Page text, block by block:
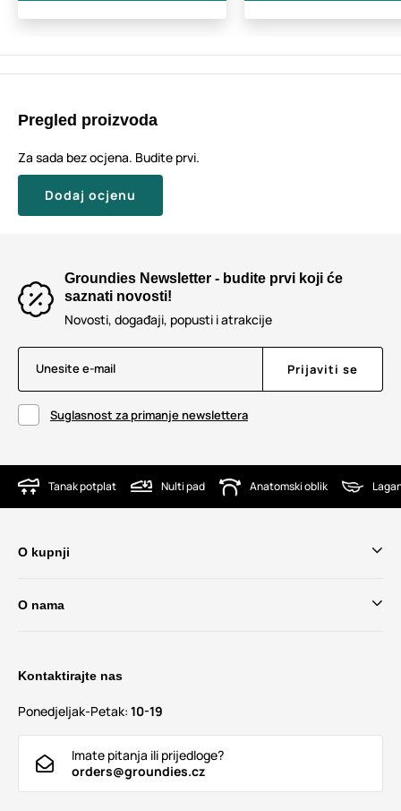
Pregled proizvoda
Za sada bez ocjena. Budite prvi.
Dodaj ocjenu
Groundies Newsletter - budite prvi koji će
saznati novosti!
Novosti, događaji, popusti i atrakcije
Unesite e-mail Prijaviti se
Suglasnost za primanje newslettera
Tanak potplat Nulti pad Anatomski oblik
O kupnji
O nama
Kontaktirajte nas
Ponedjeljak-Petak: 10-19
Imate pitanja ili prijedloge?
orders@groundies.cz